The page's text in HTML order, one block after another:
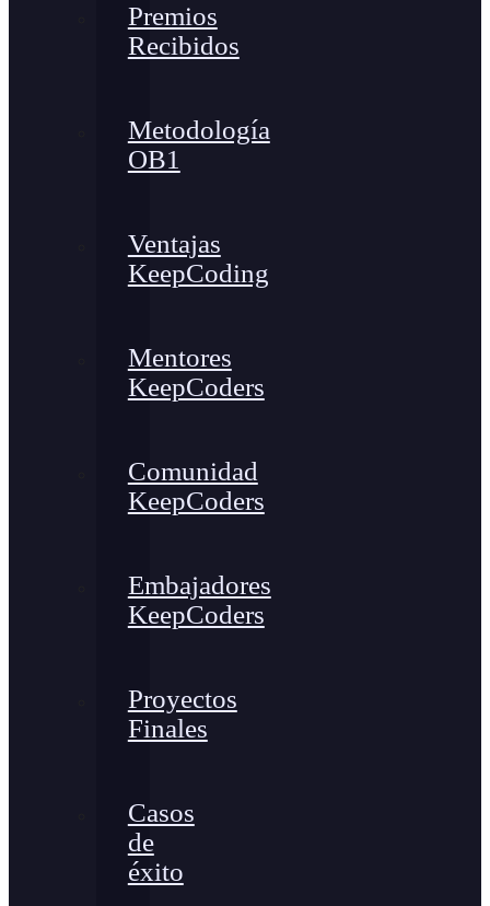
Premios
Recibidos
Metodología
OB1
Ventajas
KeepCoding
Mentores
KeepCoders
Comunidad
KeepCoders
Embajadores
KeepCoders
Proyectos
Finales
Casos
de
éxito